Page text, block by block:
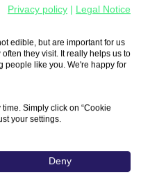
Privacy policy
Legal Notice
edible, but are important for us
they visit. It really helps us to
people like you. We're happy for
Simply click on “Cookie
your settings.
Deny